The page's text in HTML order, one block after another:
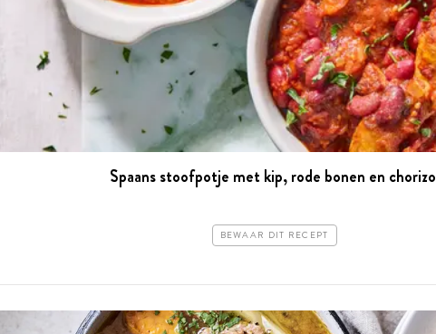
Spaans stoofpotje met kip, rode bonen en chorizo
BEWAAR DIT RECEPT